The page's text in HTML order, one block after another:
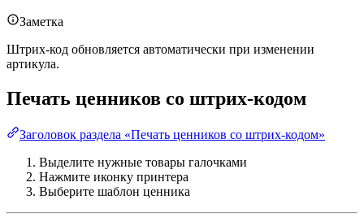
Заметка
Штрих-код обновляется автоматически при изменении
артикула.
Печать ценников со штрих-кодом
Заголовок раздела «Печать ценников со штрих-кодом»
Выделите нужные товары галочками
Нажмите иконку принтера
Выберите шаблон ценника